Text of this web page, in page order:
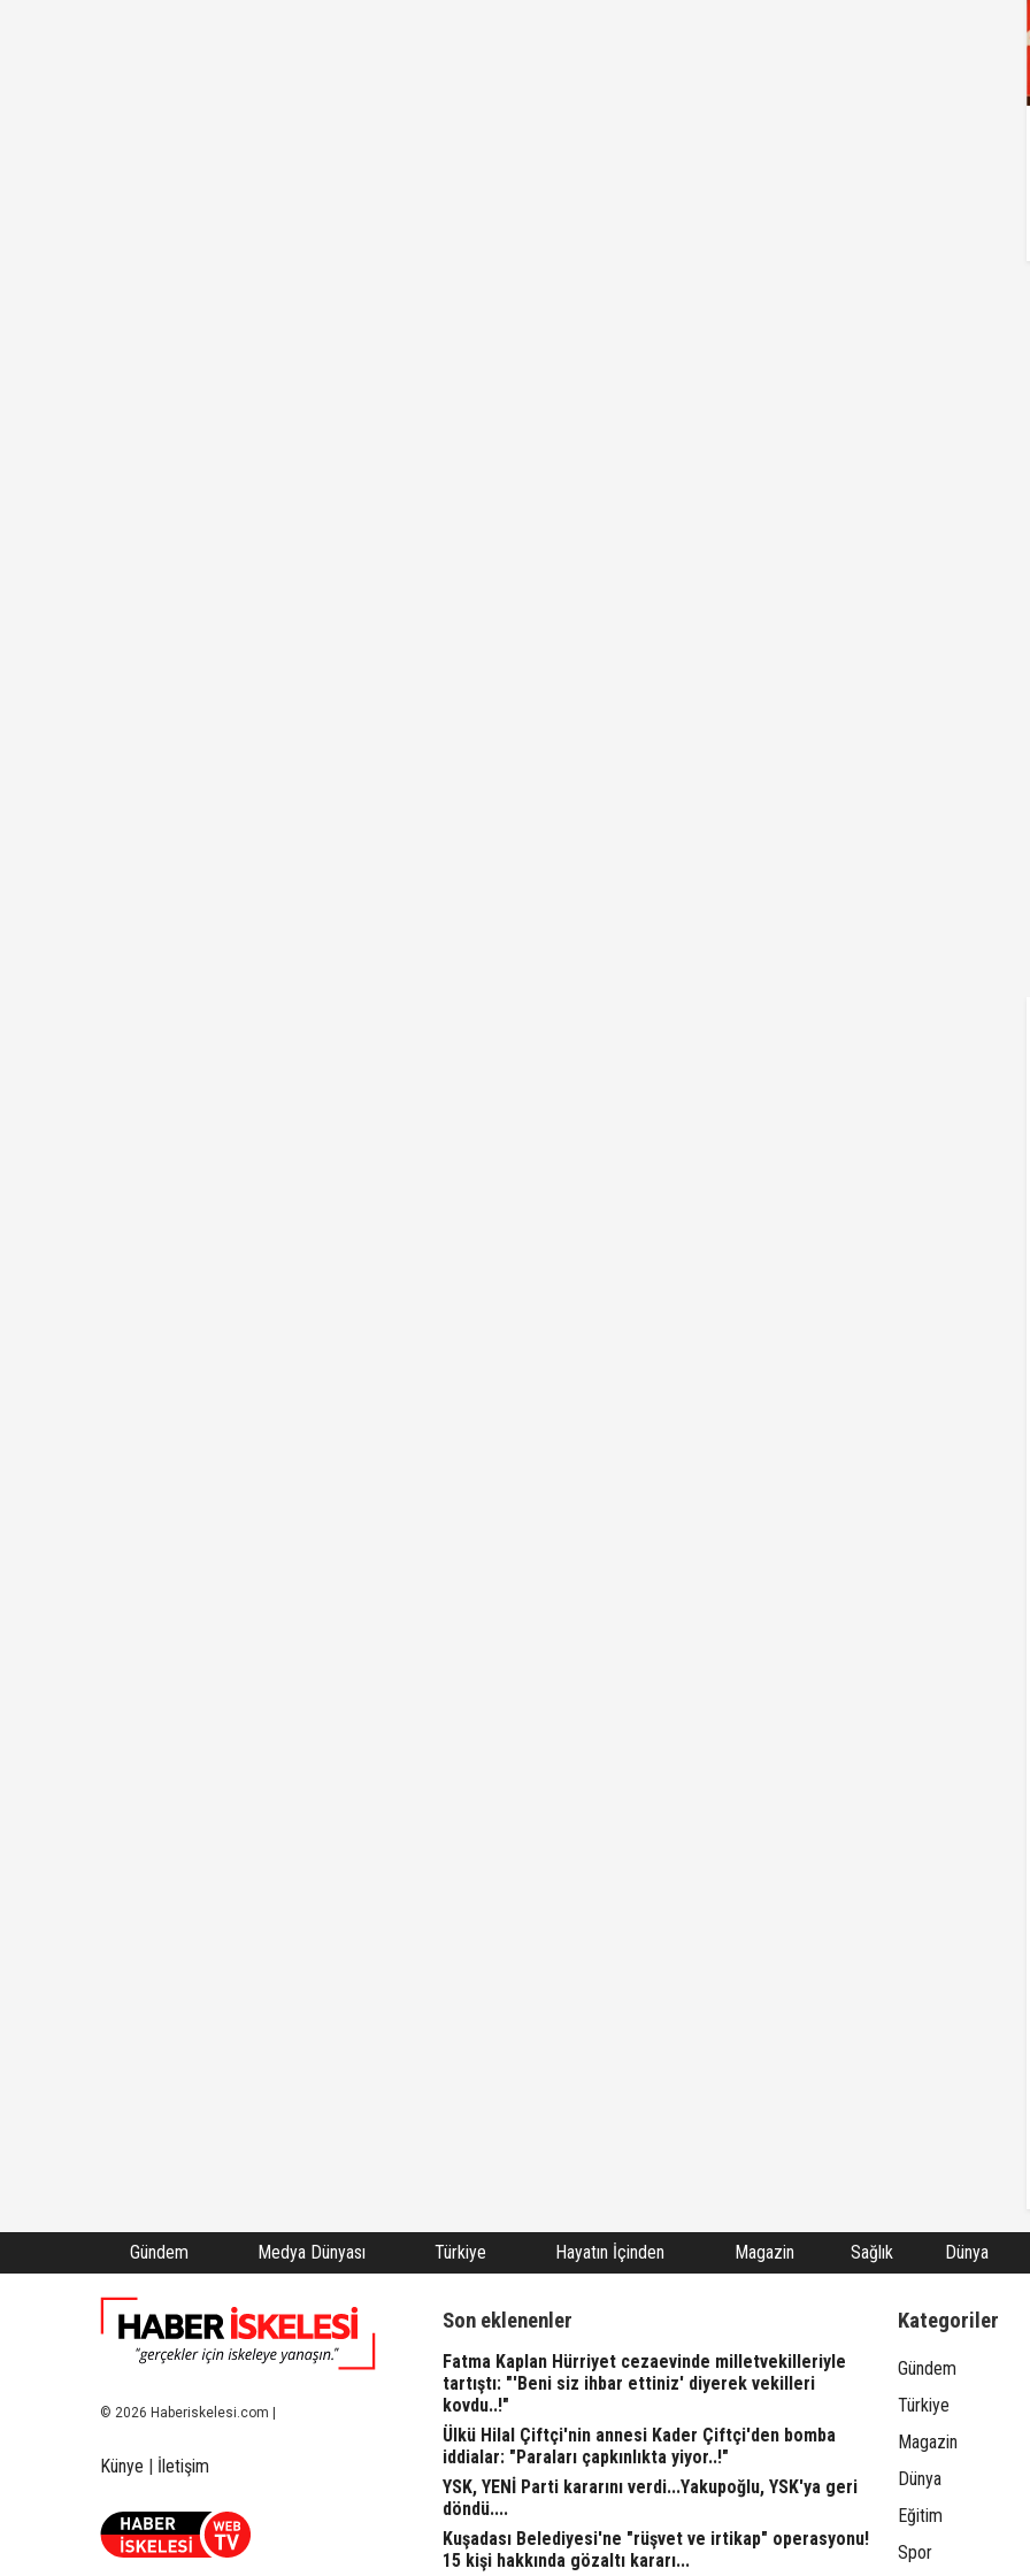
Gündem Medya Dünyası Türkiye Hayatın İçinden Magazin Sağlık Dünya
© 2026 Haberiskelesi.com |
Künye | İletişim
Son eklenenler
Fatma Kaplan Hürriyet cezaevinde milletvekilleriyle
tartıştı: "'Beni siz ihbar ettiniz' diyerek vekilleri
kovdu..!"
Ülkü Hilal Çiftçi'nin annesi Kader Çiftçi'den bomba
iddialar: "Paraları çapkınlıkta yiyor..!"
YSK, YENİ Parti kararını verdi...Yakupoğlu, YSK'ya geri
döndü....
Kuşadası Belediyesi'ne "rüşvet ve irtikap" operasyonu!
15 kişi hakkında gözaltı kararı...
Kategoriler
Gündem
Türkiye
Magazin
Dünya
Eğitim
Spor